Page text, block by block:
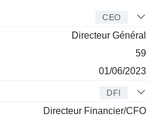
CEO
Directeur Général
59
01/06/2023
DFI
Directeur Financier/CFO